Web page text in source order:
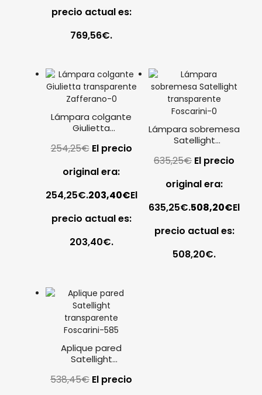
precio actual es:
769,56€.
Lámpara colgante
Giulietta
Zafferano
254,25€ El precio
original era:
254,25€.203,40€El
precio actual es:
203,40€.
Lámpara sobremesa
Satellight
Foscarini
635,25€ El precio
original era:
635,25€.508,20€El
precio actual es:
508,20€.
Aplique pared
Satellight
Foscarini
538,45€ El precio